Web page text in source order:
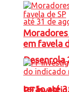
Desenrola
terão até
em favela